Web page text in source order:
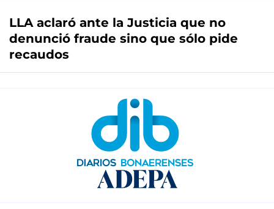
LLA aclaró ante la Justicia que no
denunció fraude sino que sólo pide
recaudos